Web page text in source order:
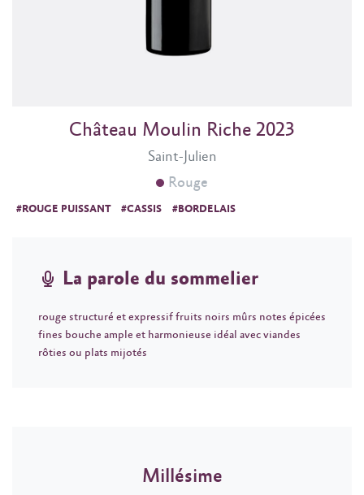
Saint-Julien
Château Moulin Riche 2023
Rouge
#ROUGE PUISSANT #CASSIS #BORDELAIS
La parole du sommelier
rouge structuré et expressif fruits noirs mûrs notes épicées
fines bouche ample et harmonieuse idéal avec viandes
rôties ou plats mijotés
Millésime